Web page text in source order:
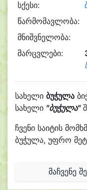
სქესი:
წარმომავლობა:
მნიშვნელობა:
მარცვლები:
სახელი ბუჭულა
სახელი "ბუჭულა"
ჩვენი საიტის
ბუჭულა, უფრო
მაჩვენე